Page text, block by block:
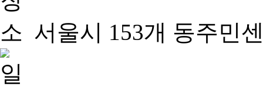
서울시 153개 동주민